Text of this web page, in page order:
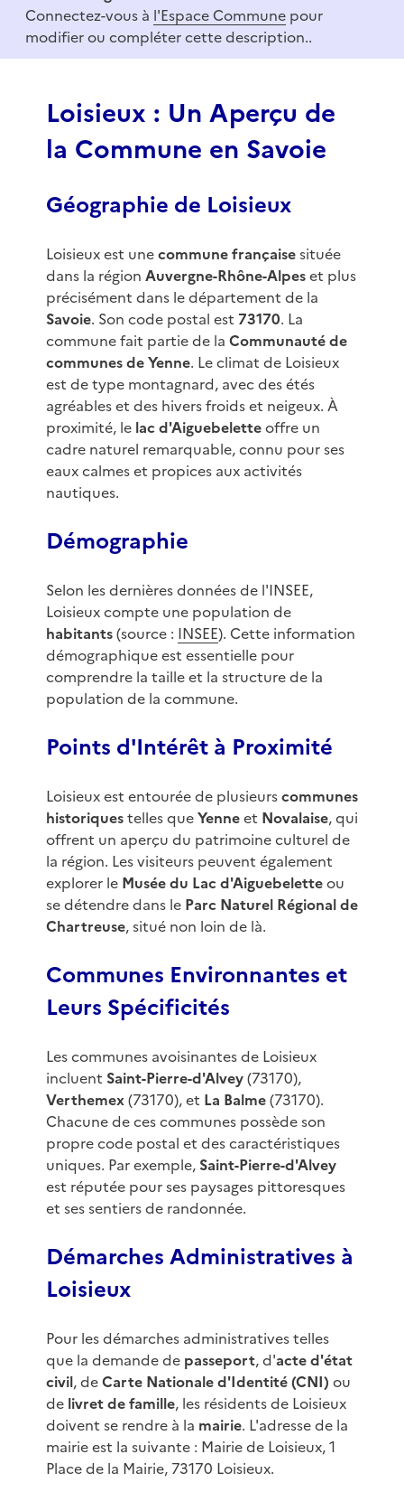
f
Connectez-vous à l'Espace Commune pour
modifier ou compléter cette description..
Loisieux : Un Aperçu de
la Commune en Savoie
Géographie de Loisieux
Loisieux est unecommune françaisesituée
dans la région Auvergne-Rhône-Alpeset plus
précisément dans le département de la
Savoie. Son code postal est 73170. La
commune fait partie de la Communauté de
communes de Yenne. Le climat de Loisieux
est de type montagnard, avec des étés
agréables et des hivers froids et neigeux. À
proximité, le lac d'Aiguebeletteoffre un
cadre naturel remarquable, connu pour ses
eaux calmes et propices aux activités
nautiques.
Démographie
Selon les dernières données de l'INSEE,
Loisieux compte une population de
habitants(source : INSEE). Cette information
démographique est essentielle pour
comprendre la taille et la structure de la
population de la commune.
Points d'Intérêt à Proximité
Loisieux est entourée de plusieurscommunes
historiquestelles queYenneet Novalaise, qui
offrent un aperçu du patrimoine culturel de
la région. Les visiteurs peuvent également
explorer le Musée du Lac d'Aiguebeletteou
se détendre dans le Parc Naturel Régional de
Chartreuse, situé non loin de là.
Communes Environnantes et
Leurs Spécificités
Les communes avoisinantes de Loisieux
incluent Saint-Pierre-d'Alvey(73170),
Verthemex(73170), et La Balme(73170).
Chacune de ces communes possède son
propre code postal et des caractéristiques
uniques. Par exemple, Saint-Pierre-d'Alvey
est réputée pour ses paysages pittoresques
et ses sentiers de randonnée.
Démarches Administratives à
Loisieux
Pour les démarches administratives telles
que la demande de passeport, d'acte d'état
civil, deCarte Nationale d'Identité (CNI) ou
de livret de famille, les résidents de Loisieux
doivent se rendre à la mairie. L'adresse de la
mairie est la suivante : Mairie de Loisieux, 1
Place de la Mairie, 73170 Loisieux.